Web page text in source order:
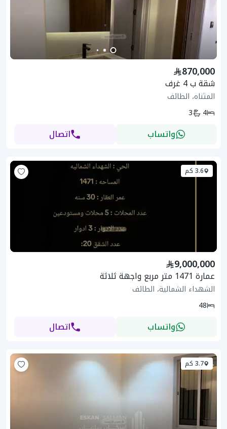
870,000
شقة ب 4 غرف
المثناه، الطائف
4
3
واتساب اتصال
3.6 كم
9,000,000
عمارة 1471 متر مربع واجهة ثلاثة
الشهداء الشمالية، الطائف
48
واتساب اتصال
3.7 كم